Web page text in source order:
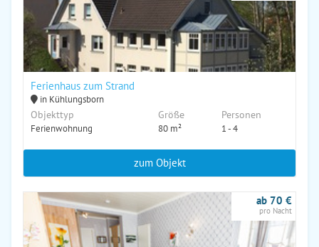
Ferienhaus zum Strand
in Kühlungsborn
Objekttyp
Ferienwohnung
Größe
80 m²
Personen
1 - 4
zum Objekt
ab 70 €
pro Nacht